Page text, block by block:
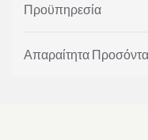
Προϋπηρεσία
Απαραίτητα Προσόντα